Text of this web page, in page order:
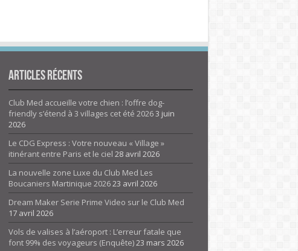
Articles Récents
Club Med accueille votre chien : l’offre dog-
friendly s’étend à 3 villages cet été 20263 juin
2026
Le CDG Express : Votre nouveau « Village »
itinérant entre Paris et le ciel 28 avril 2026
La nouvelle zone Luxe du Club Med Les
Boucaniers Martinique 202623 avril 2026
Dream Maker Serie Prime Video sur le Club Med
17 avril 2026
Vols de valises à l’aéroport : L’erreur fatale que
font 99% des voyageurs (Enquête)23 mars 2026